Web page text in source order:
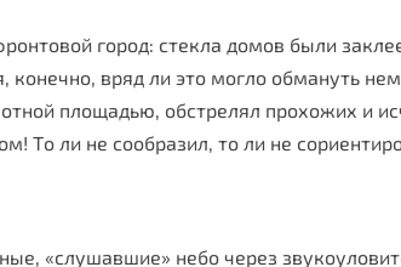
город: стекла домов были
конечно, вряд ли это могло обмануть
площадью, обстрелял прохожих и
То ли не сообразил, то ли не
«слушавшие» небо через